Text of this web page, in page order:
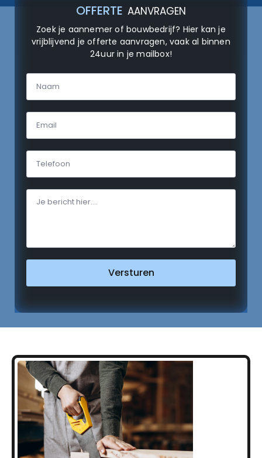
OFFERTE AANVRAGEN
Zoek je aannemer of bouwbedrijf? Hier kan je
vrijblijvend je offerte aanvragen, vaak al binnen
24uur in je mailbox!
Versturen